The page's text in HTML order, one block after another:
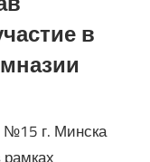
в
№15 г. Минска